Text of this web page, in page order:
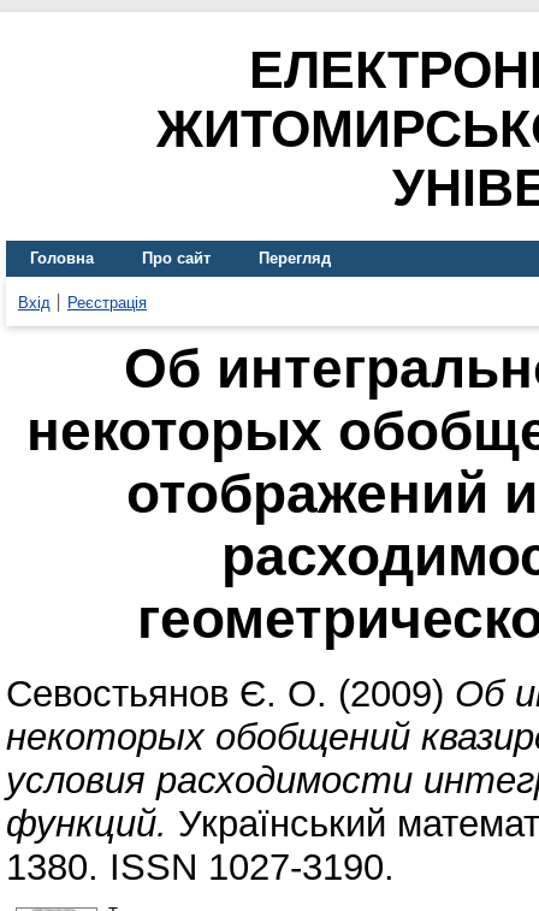
Головна Про сайт Перегляд
Вхід Реєстрація
Об
некоторых
отображений
Севостьянов Є. О. (2009) Об
некоторых обобщений
условия расходимости
функций. Український
1380. ISSN 1027-3190.